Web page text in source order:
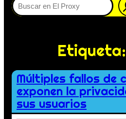
Etiqueta:
Múltiples fallos de
exponen la
sus usuarios